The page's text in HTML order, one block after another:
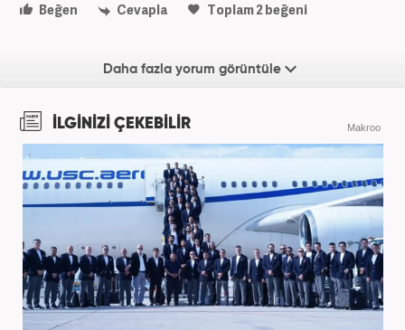
Beğen
Cevapla Toplam2beğeni
Daha fazla yorum görüntüle
İLGİNİZİ ÇEKEBİLİR Makroo